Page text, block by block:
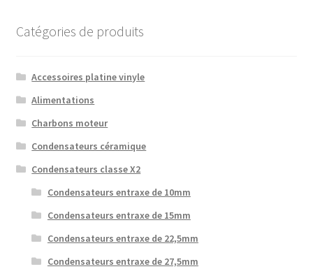
Catégories de produits
Accessoires platine vinyle
Alimentations
Charbons moteur
Condensateurs céramique
Condensateurs classe X2
Condensateurs entraxe de 10mm
Condensateurs entraxe de 15mm
Condensateurs entraxe de 22,5mm
Condensateurs entraxe de 27,5mm